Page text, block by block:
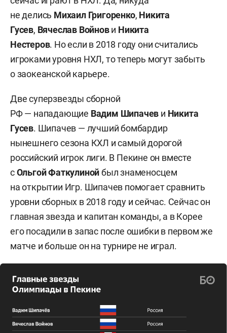
не делись Михаил Григоренко, Никита
Гусев, Вячеслав Войнов и Никита
Нестеров. Но если в 2018 году они считались
игроками уровня НХЛ, то теперь могут забыть
о заокеанской карьере.
Две суперзвезды сборной
РФ — нападающие Вадим Шипачев и Никита
Гусев. Шипачев — лучший бомбардир
нынешнего сезона КХЛ и самый дорогой
российский игрок лиги. В Пекине он вместе
сОльгой Фаткулинойбыл знаменосцем
на открытии Игр. Шипачев помогает сравнить
уровни сборных в 2018 году и сейчас. Сейчас он
главная звезда и капитан команды, а в Корее
его посадили в запас после ошибки в первом же
матче и больше он на турнире не играл.